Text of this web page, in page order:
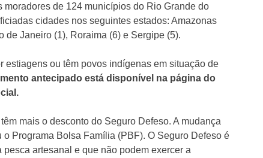
de 124 municípios do Rio Grande do
cidades nos seguintes estados: Amazonas
de Janeiro (1), Roraima (6) e Sergipe (5).
estiagens ou têm povos indígenas em situação de
antecipado está disponível na página do
mais o desconto do Seguro Defeso. A mudança
Programa Bolsa Família (PBF). O Seguro Defeso é
artesanal e que não podem exercer a